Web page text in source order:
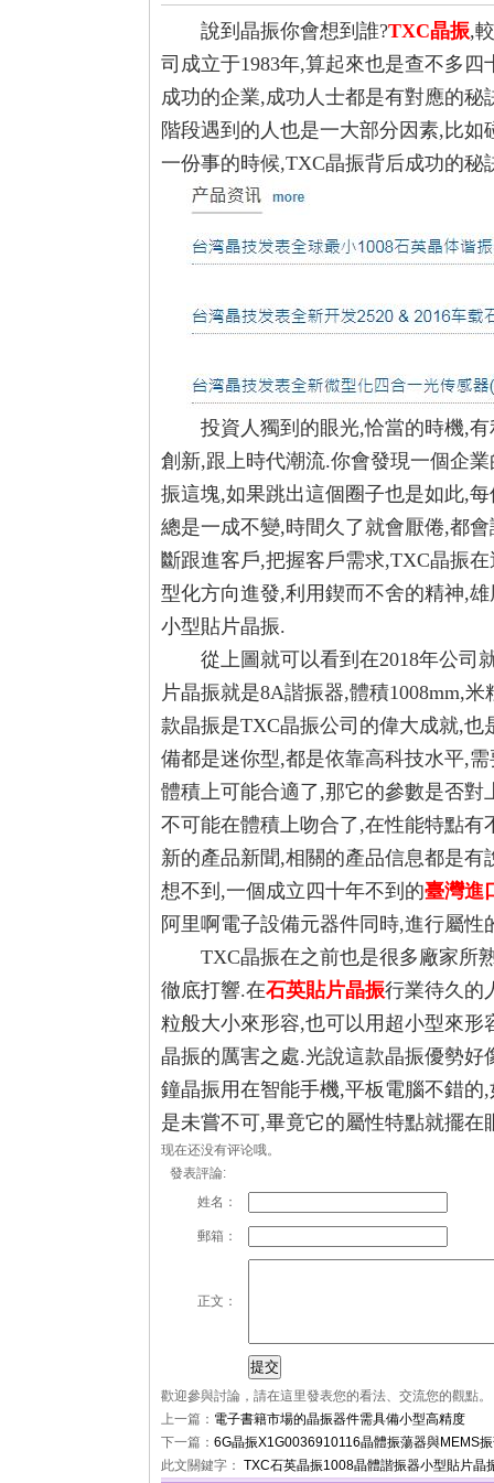
說到晶振你會想到誰?TXC晶振,
司成立于1983年,算起來也是查不多
成功的企業,成功人士都是有對應的
階段遇到的人也是一大部分因素,比
一份事的時候,TXC晶振背后成功的秘
投資人獨到的眼光,恰當的時機,有
創新,跟上時代潮流.你會發現一個企
振這塊,如果跳出這個圈子也是如此,
總是一成不變,時間久了就會厭倦,都
斷跟進客戶,把握客戶需求,TXC晶振
型化方向進發,利用鍥而不舍的精神,
小型貼片晶振.
從上圖就可以看到在2018年公司
片晶振就是8A諧振器,體積1008mm,
款晶振是TXC晶振公司的偉大成就,
備都是迷你型,都是依靠高科技水平,
體積上可能合適了,那它的參數是否
不可能在體積上吻合了,在性能特點
新的產品新聞,相關的產品信息都是
想不到,一個成立四十年不到的臺灣進
阿里啊電子設備元器件同時,進行屬性
TXC晶振在之前也是很多廠家所熟
徹底打響.在石英貼片晶振行業待久的
粒般大小來形容,也可以用超小型來
晶振的厲害之處.光說這款晶振優勢
鐘晶振用在智能手機,平板電腦不錯
是未嘗不可,畢竟它的屬性特點就擺在
现在还没有评论哦。
發表評論:
姓名：
郵箱：
正文：
歡迎參與討論，請在這里發表您的看法、交流您的觀點。
上一篇： 電子書籍市場的晶振器件需具備小型高精度
下一篇： 6G晶振X1G0036910116晶體振蕩器與MEMS
此文關鍵字： TXC石英晶振1008晶體諧振器小型貼片晶